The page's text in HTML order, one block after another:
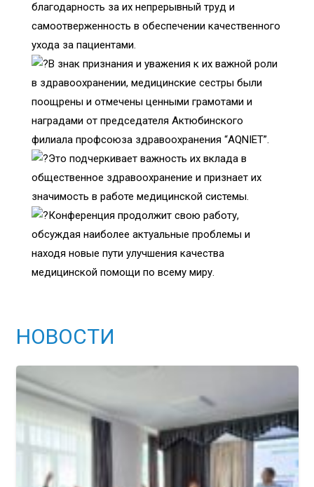
благодарность за их непрерывный труд и
самоотверженность в обеспечении качественного
ухода за пациентами.
В знак признания и уважения к их важной роли
в здравоохранении, медицинские сестры были
поощрены и отмечены ценными грамотами и
наградами от председателя Актюбинского
филиала профсоюза здравоохранения “AQNIET”.
Это подчеркивает важность их вклада в
общественное здравоохранение и признает их
значимость в работе медицинской системы.
Конференция продолжит свою работу,
обсуждая наиболее актуальные проблемы и
находя новые пути улучшения качества
медицинской помощи по всему миру.
НОВОСТИ